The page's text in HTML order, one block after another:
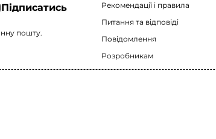
Підписатись
пошту.
Рекомендації i правила
Питання та відповіді
Повідомлення
Розробникам